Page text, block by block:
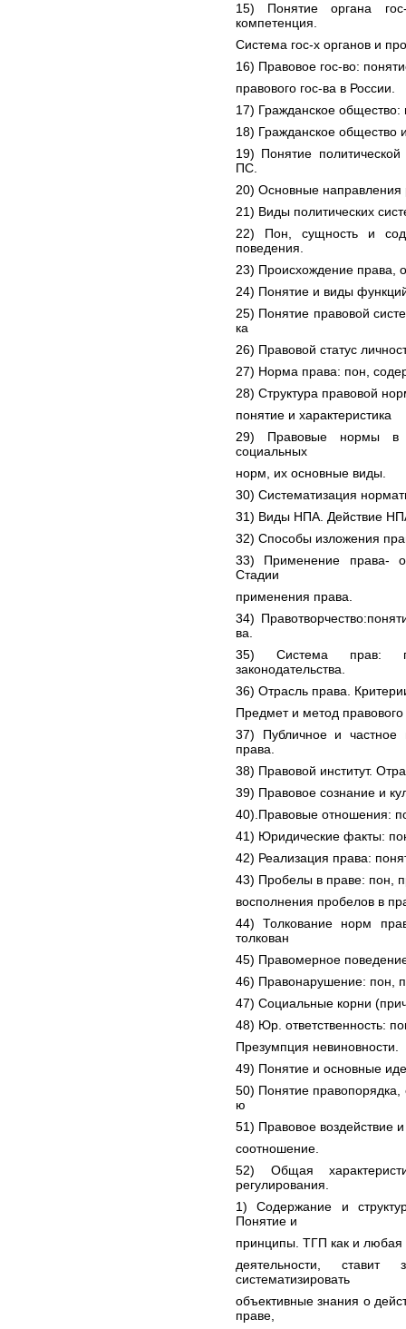
15) Понятие органа
компетенция.
Система гос-х органов и
16) Правовое гос-во:
правового гос-ва в России.
17) Гражданское
18) Гражданское общество
19) Понятие
ПС.
20) Основные направления
21) Виды политических
22) Пон, сущность и
поведения.
23) Происхождение права,
24) Понятие и виды
25) Понятие правовой
ка
26) Правовой статус
27) Норма права: пон,
28) Структура правовой
понятие и характеристика
29) Правовые нормы в
социальных
норм, их основные виды.
30) Систематизация
31) Виды НПА. Действие
32) Способы изложения
33) Применение права-
Стадии
применения права.
34)
ва.
35) Система прав:
законодательства.
36) Отрасль права.
Предмет и метод
37) Публичное и
права.
38) Правовой институт.
39) Правовое сознание и
40).Правовые отношения:
41) Юридические факты:
42) Реализация права:
43) Пробелы в праве: пон,
восполнения пробелов в
44) Толкование норм
толкован
45) Правомерное
46) Правонарушение: пон,
47) Социальные корни
48) Юр. ответственность:
Презумпция невиновности.
49) Понятие и основные
50) Понятие правопорядка,
ю
51) Правовое воздействие
соотношение.
52) Общая
регулирования.
1) Содержание и
Понятие и
принципы. ТГП как и
деятельности, ставит
систематизировать
объективные знания о
праве,